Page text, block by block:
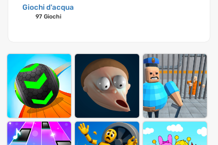
Giochi d'acqua
97 Giochi